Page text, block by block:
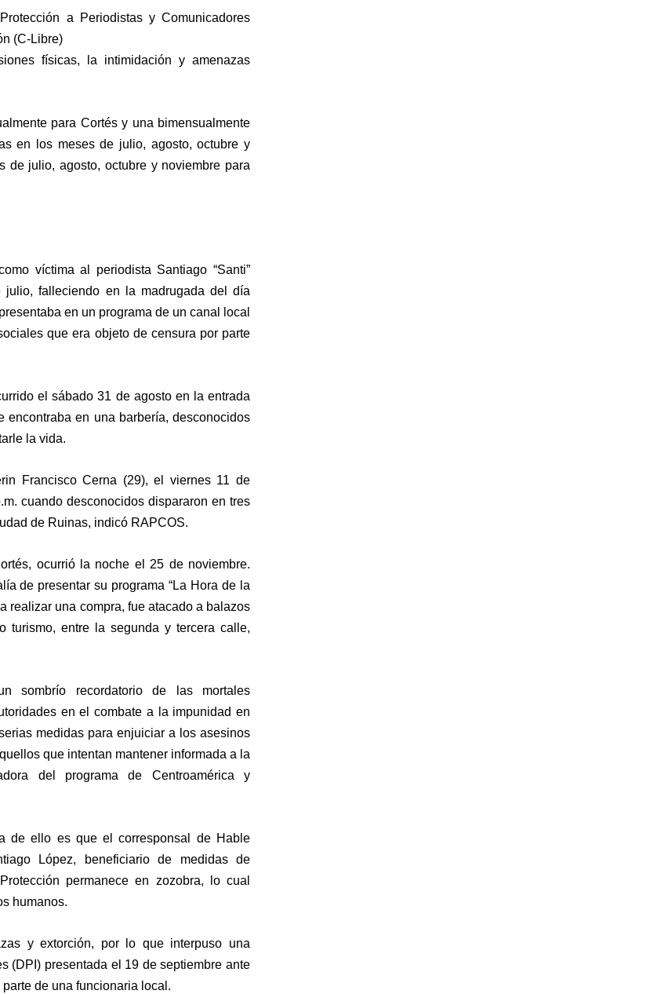
a Periodistas y Comunicadores
(C-Libre)
físicas, la intimidación y amenazas
para Cortés y una bimensualmente
en los meses de julio, agosto, octubre y
de julio, agosto, octubre y noviembre para
víctima al periodista Santiago “Santi”
falleciendo en la madrugada del día
en un programa de un canal local
que era objeto de censura por parte
el sábado 31 de agosto en la entrada
en una barbería, desconocidos
la vida.
Francisco Cerna (29), el viernes 11 de
cuando desconocidos dispararon en tres
de Ruinas, indicó RAPCOS.
ocurrió la noche el 25 de noviembre.
de presentar su programa “La Hora de la
realizar una compra, fue atacado a balazos
turismo, entre la segunda y tercera calle,
sombrío recordatorio de las mortales
en el combate a la impunidad en
medidas para enjuiciar a los asesinos
que intentan mantener informada a la
del programa de Centroamérica y
de ello es que el corresponsal de Hable
López, beneficiario de medidas de
permanece en zozobra, lo cual
humanos.
y extorción, por lo que interpuso una
(DPI) presentada el 19 de septiembre ante
de una funcionaria local.